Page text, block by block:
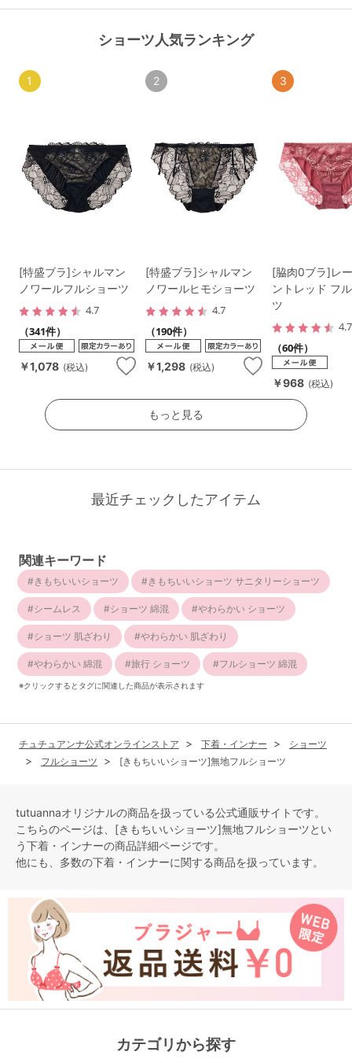
ショーツ人気ランキング
1
[特盛ブラ]シャルマン
ノワールフルショーツ
4.7
（341件）
￥1,078 (税込)
2
[特盛ブラ]シャルマン
ノワールヒモショーツ
4.7
（190件）
￥1,298 (税込)
3
[脇肉0ブラ]レ
ントレッド フ
ツ
4.7
（60件）
￥968 (税込)
もっと見る
最近チェックしたアイテム
関連キーワード
きもちいいショーツ きもちいいショーツ サニタリーショーツ
シームレス ショーツ 綿混 やわらかい ショーツ
ショーツ 肌ざわり やわらかい 肌ざわり
やわらかい 綿混 旅行 ショーツ フルショーツ 綿混
※クリックするとタグに関連した商品が表示されます
チュチュアンナ公式オンラインストア 下着・インナー
ショーツ
フルショーツ
[きもちいいショーツ]無地フルショーツ
tutuannaオリジナルの商品を扱っている公式通販サイトです。
こちらのページは、[きもちいいショーツ]無地フルショーツとい
う下着・インナーの商品詳細ページです。
他にも、多数の下着・インナーに関する商品を扱っています。
カテゴリから探す